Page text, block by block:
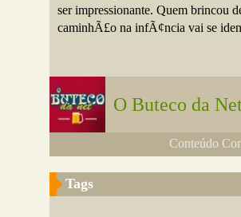
ser impressionante. Quem brincou
caminhÃ£o na infÃ¢ncia vai se
O Buteco da
Conteúdo
Tags